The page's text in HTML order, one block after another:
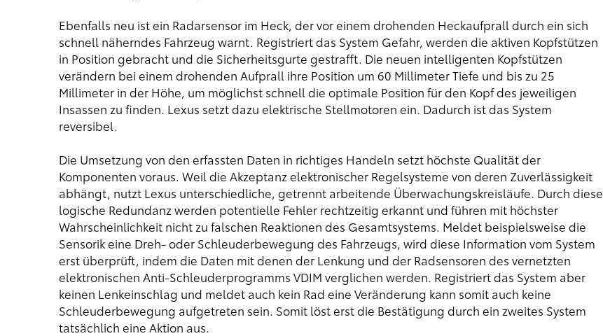
Ebenfalls neu ist ein Radarsensor im Heck, der vor einem drohenden Heckaufprall durch ein sich
schnell näherndes Fahrzeug warnt. Registriert das System Gefahr, werden die aktiven Kopfstützen
in Position gebracht und die Sicherheitsgurte gestrafft. Die neuen intelligenten Kopfstützen
verändern bei einem drohenden Aufprall ihre Position um 60 Millimeter Tiefe und bis zu 25
Millimeter in der Höhe, um möglichst schnell die optimale Position für den Kopf des jeweiligen
Insassen zu finden. Lexus setzt dazu elektrische Stellmotoren ein. Dadurch ist das System
reversibel.
Die Umsetzung von den erfassten Daten in richtiges Handeln setzt höchste Qualität der
Komponenten voraus. Weil die Akzeptanz elektronischer Regelsysteme von deren Zuverlässigkeit
abhängt, nutzt Lexus unterschiedliche, getrennt arbeitende Überwachungskreisläufe. Durch diese
logische Redundanz werden potentielle Fehler rechtzeitig erkannt und führen mit höchster
Wahrscheinlichkeit nicht zu falschen Reaktionen des Gesamtsystems. Meldet beispielsweise die
Sensorik eine Dreh- oder Schleuderbewegung des Fahrzeugs, wird diese Information vom System
erst überprüft, indem die Daten mit denen der Lenkung und der Radsensoren des vernetzten
elektronischen Anti-Schleuderprogramms VDIM verglichen werden. Registriert das System aber
keinen Lenkeinschlag und meldet auch kein Rad eine Veränderung kann somit auch keine
Schleuderbewegung aufgetreten sein. Somit löst erst die Bestätigung durch ein zweites System
tatsächlich eine Aktion aus.